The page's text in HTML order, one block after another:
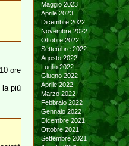
ore
la più
Maggio 2023
Aprile 2023
Dicembre 2022
Novembre 2022
Ottobre 2022
Settembre 2022
Agosto 2022
Luglio 2022
Giugno 2022
Aprile 2022
Marzo 2022
Febbraio 2022
Gennaio 2022
Dicembre 2021
Ottobre 2021
Settembre 2021